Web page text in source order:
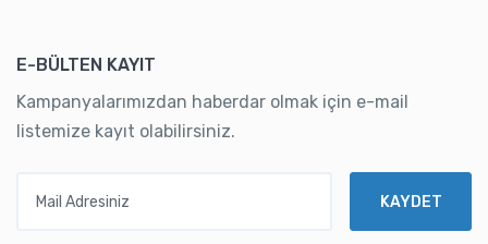
E-BÜLTEN KAYIT
Kampanyalarımızdan haberdar olmak için e-mail
listemize kayıt olabilirsiniz.
KAYDET